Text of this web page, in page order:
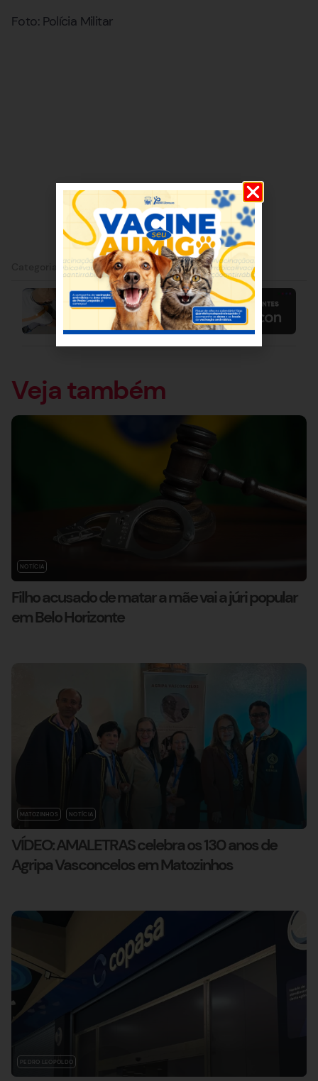
Foto: Polícia Militar
Categorias:Vespasiano
Veja também
NOTÍCIA
Filho acusado de matar a mãe vai a júri popular
em Belo Horizonte
MATOZINHOS NOTÍCIA
VÍDEO: AMALETRAS celebra os 130 anos de
Agripa Vasconcelos em Matozinhos
PEDRO LEOPOLDO